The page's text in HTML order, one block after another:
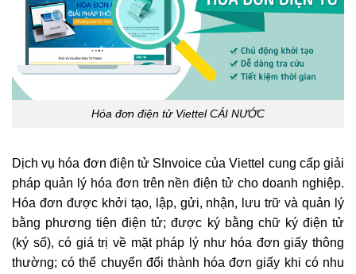
Hóa đơn điện tử Viettel CÁI NƯỚC
Dịch vụ hóa đơn điện tử SInvoice của Viettel cung cấp giải
pháp quản lý hóa đơn trên nền điện tử cho doanh nghiệp.
Hóa đơn được khởi tạo, lập, gửi, nhận, lưu trữ và quản lý
bằng phương tiện điện tử; được ký bằng chữ ký điện tử
(ký số), có giá trị về mặt pháp lý như hóa đơn giấy thông
thường; có thể chuyển đổi thành hóa đơn giấy khi có nhu